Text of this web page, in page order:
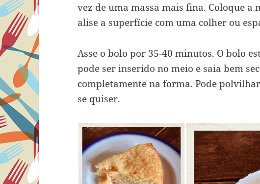
vez de uma massa mais fina. Coloque a
alise a superfície com uma colher ou
Asse o bolo por 35-40 minutos. O bolo
pode ser inserido no meio e saia bem
completamente na forma. Pode
se quiser.